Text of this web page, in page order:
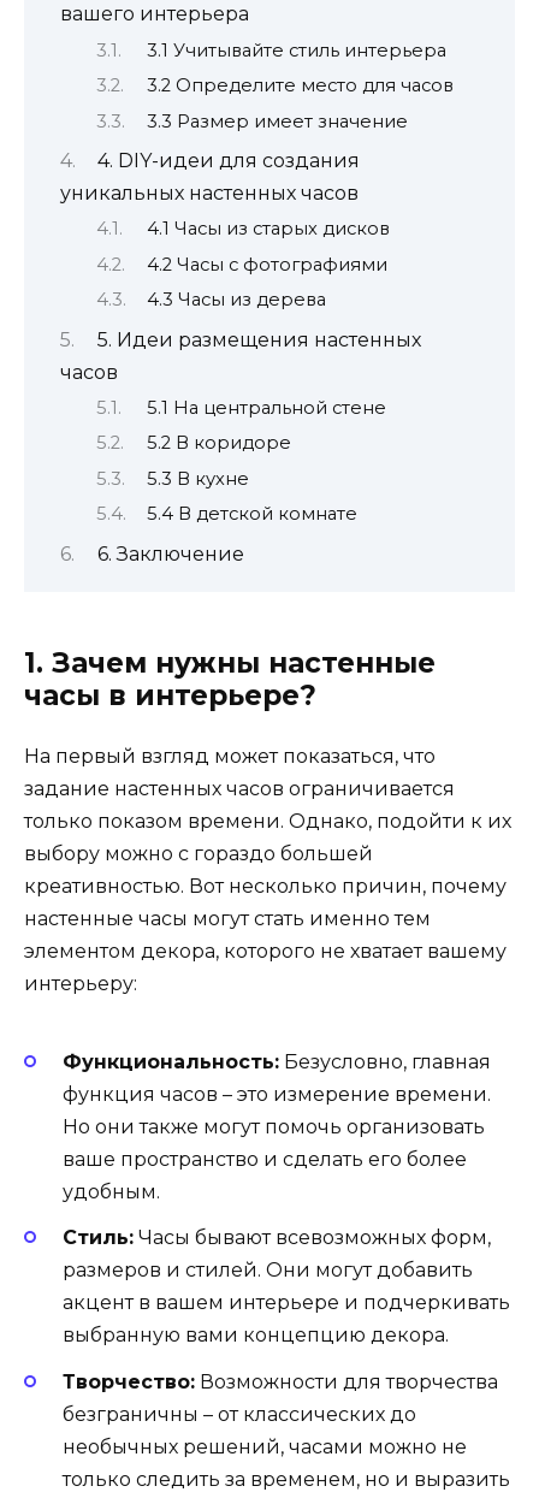
вашего интерьера
3.1 Учитывайте стиль интерьера
3.2 Определите место для часов
3.3 Размер имеет значение
4. DIY-идеи для создания
уникальных настенных часов
4.1 Часы из старых дисков
4.2 Часы с фотографиями
4.3 Часы из дерева
5. Идеи размещения настенных
часов
5.1 На центральной стене
5.2 В коридоре
5.3 В кухне
5.4 В детской комнате
6. Заключение
1. Зачем нужны настенные
часы в интерьере?
На первый взгляд может показаться, что
задание настенных часов ограничивается
только показом времени. Однако, подойти к их
выбору можно с гораздо большей
креативностью. Вот несколько причин, почему
настенные часы могут стать именно тем
элементом декора, которого не хватает вашему
интерьеру:
Функциональность: Безусловно, главная
функция часов – это измерение времени.
Но они также могут помочь организовать
ваше пространство и сделать его более
удобным.
Стиль: Часы бывают всевозможных форм,
размеров и стилей. Они могут добавить
акцент в вашем интерьере и подчеркивать
выбранную вами концепцию декора.
Творчество: Возможности для творчества
безграничны – от классических до
необычных решений, часами можно не
только следить за временем, но и выразить